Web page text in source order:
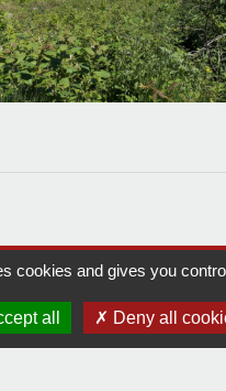
Contact
Comment joindre la
cookies and gives you
all
Deny all